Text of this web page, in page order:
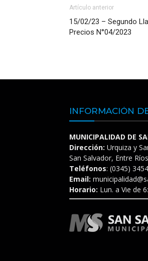
Artículo anterior
15/02/23 – Segundo
Precios N°04/2023
INFORMACIÓN
MUNICIPALIDAD DE
Dirección: Urquiza y
San Salvador, Entre
Teléfonos: (0345)
Email:
Horario: Lun. a Vie de